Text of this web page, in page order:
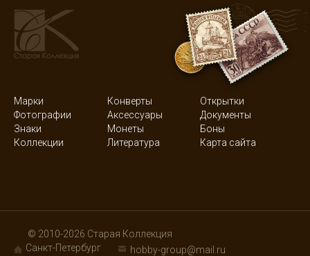
Марки Конверты
Открытки
Фотографии
Аксессуары
Документы
Знаки
Монеты
Боны
Коллекции
Литература Карта сайта
© 2010-2026 Старая Коллекция
Санкт-Петербург
hobby-group@mail.ru